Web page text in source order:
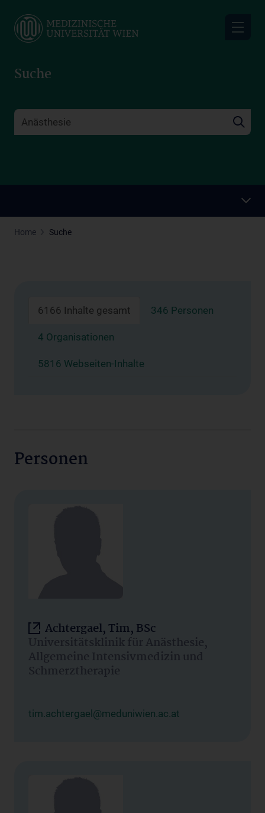
main
Suche
Home Suche
6166 Inhalte gesamt 346 Personen
4 Organisationen
5816 Webseiten-Inhalte
Personen
Achtergael, Tim, BSc
Universitätsklinik für Anästhesie,
Allgemeine Intensivmedizin und
Schmerztherapie
tim.achtergael@meduniwien.ac.at